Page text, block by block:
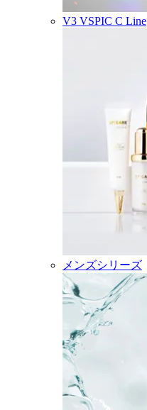
V3 VSPIC C Line
メンズシリーズ